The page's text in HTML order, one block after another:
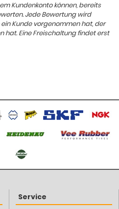
Kundenkonto können, bereits
Jede Bewertung wird
Kunde vorgenommen hat, der
hat. Eine Freischaltung findet erst
Service